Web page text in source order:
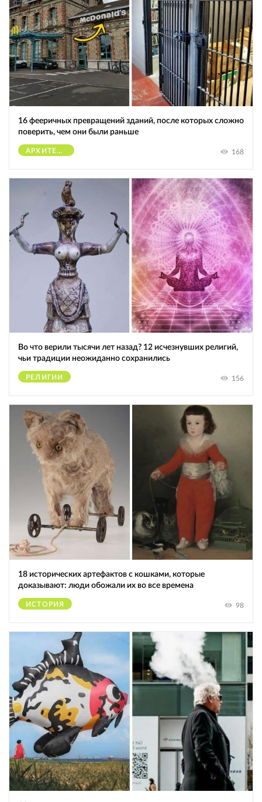
16 фееричных превращений зданий, после которых сложно
поверить, чем они были раньше
АРХИТЕКТУРА 168
Во что верили тысячи лет назад? 12 исчезнувших религий,
чьи традиции неожиданно сохранились
РЕЛИГИИ 156
18 исторических артефактов с кошками, которые
доказывают: люди обожали их во все времена
ИСТОРИЯ 98